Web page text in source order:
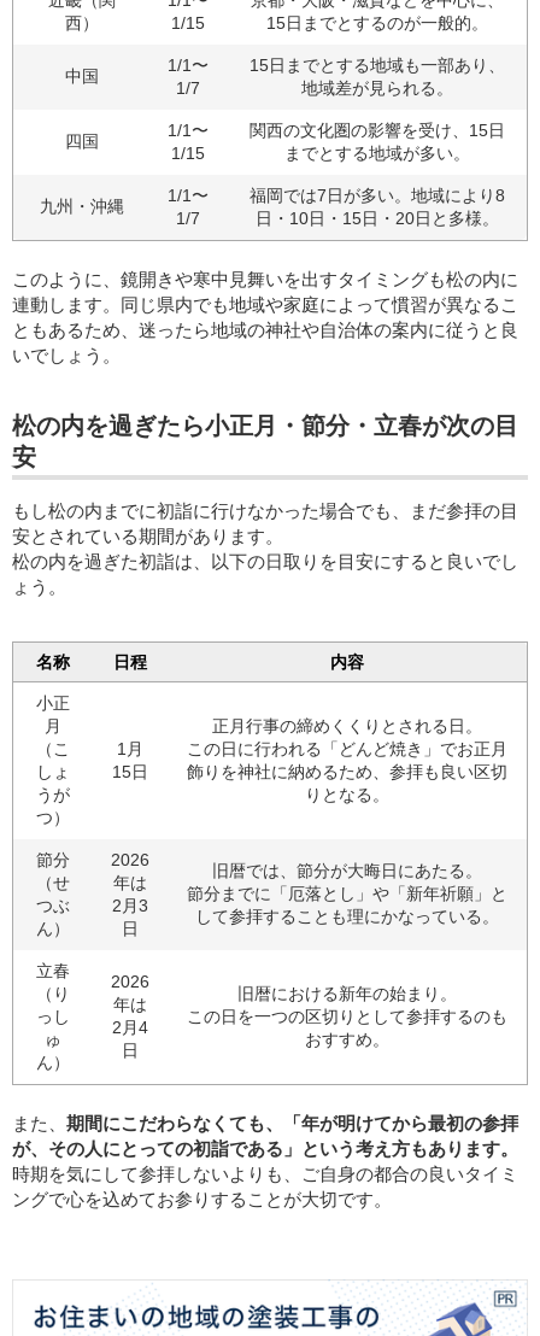
西）
1/15
15日までとするのが一般的。
中国
1/1〜
1/7
15日までとする地域も一部あり、
地域差が見られる。
四国
1/1〜
1/15
関西の文化圏の影響を受け、15日
までとする地域が多い。
九州・沖縄
1/1〜
1/7
福岡では7日が多い。地域により8
日・10日・15日・20日と多様。
このように、鏡開きや寒中見舞いを出すタイミングも松の内に
連動します。同じ県内でも地域や家庭によって慣習が異なるこ
ともあるため、迷ったら地域の神社や自治体の案内に従うと良
いでしょう。
松の内を過ぎたら小正月・節分・立春が次の目
安
もし松の内までに初詣に行けなかった場合でも、まだ参拝の目
安とされている期間があります。
松の内を過ぎた初詣は、以下の日取りを目安にすると良いでし
ょう。
名称 日程 内容
小正
月
（こ
しょ
うが
つ）
1月
15日
正月行事の締めくくりとされる日。
この日に行われる「どんど焼き」でお正月
飾りを神社に納めるため、参拝も良い区切
りとなる。
節分
（せ
つぶ
ん）
2026
年は
2月3
日
旧暦では、節分が大晦日にあたる。
節分までに「厄落とし」や「新年祈願」と
して参拝することも理にかなっている。
立春
（り
っし
ゅ
ん）
2026
年は
2月4
日
旧暦における新年の始まり。
この日を一つの区切りとして参拝するのも
おすすめ。
また、 期間にこだわらなくても、「年が明けてから最初の参拝
が、その人にとっての初詣である」という考え方もあります。
時期を気にして参拝しないよりも、ご自身の都合の良いタイミ
ングで心を込めてお参りすることが大切です。